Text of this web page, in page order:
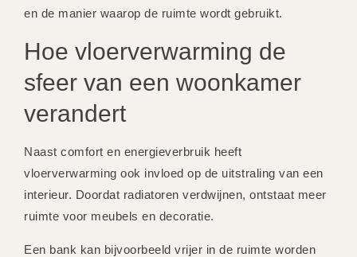
en de manier waarop de ruimte wordt gebruikt.
Hoe vloerverwarming de
sfeer van een woonkamer
verandert
Naast comfort en energieverbruik heeft
vloerverwarming ook invloed op de uitstraling van een
interieur. Doordat radiatoren verdwijnen, ontstaat meer
ruimte voor meubels en decoratie.
Een bank kan bijvoorbeeld vrijer in de ruimte worden